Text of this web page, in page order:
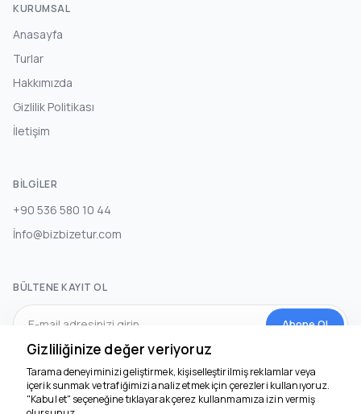
KURUMSAL
Anasayfa
Turlar
Hakkımızda
Gizlilik Politikası
İletişim
BILGILER
+90 536 580 10 44
İnfo@bizbizetur.com
BÜLTENE KAYIT OL
Abone Ol
SOSYAL MEDYA
Gizliliğinize değer veriyoruz
Tarama deneyiminizi geliştirmek, kişiselleştirilmiş reklamlar veya
içerik sunmak ve trafiğimizi analiz etmek için çerezleri kullanıyoruz.
"Kabul et" seçeneğine tıklayarak çerez kullanmamıza izin vermiş